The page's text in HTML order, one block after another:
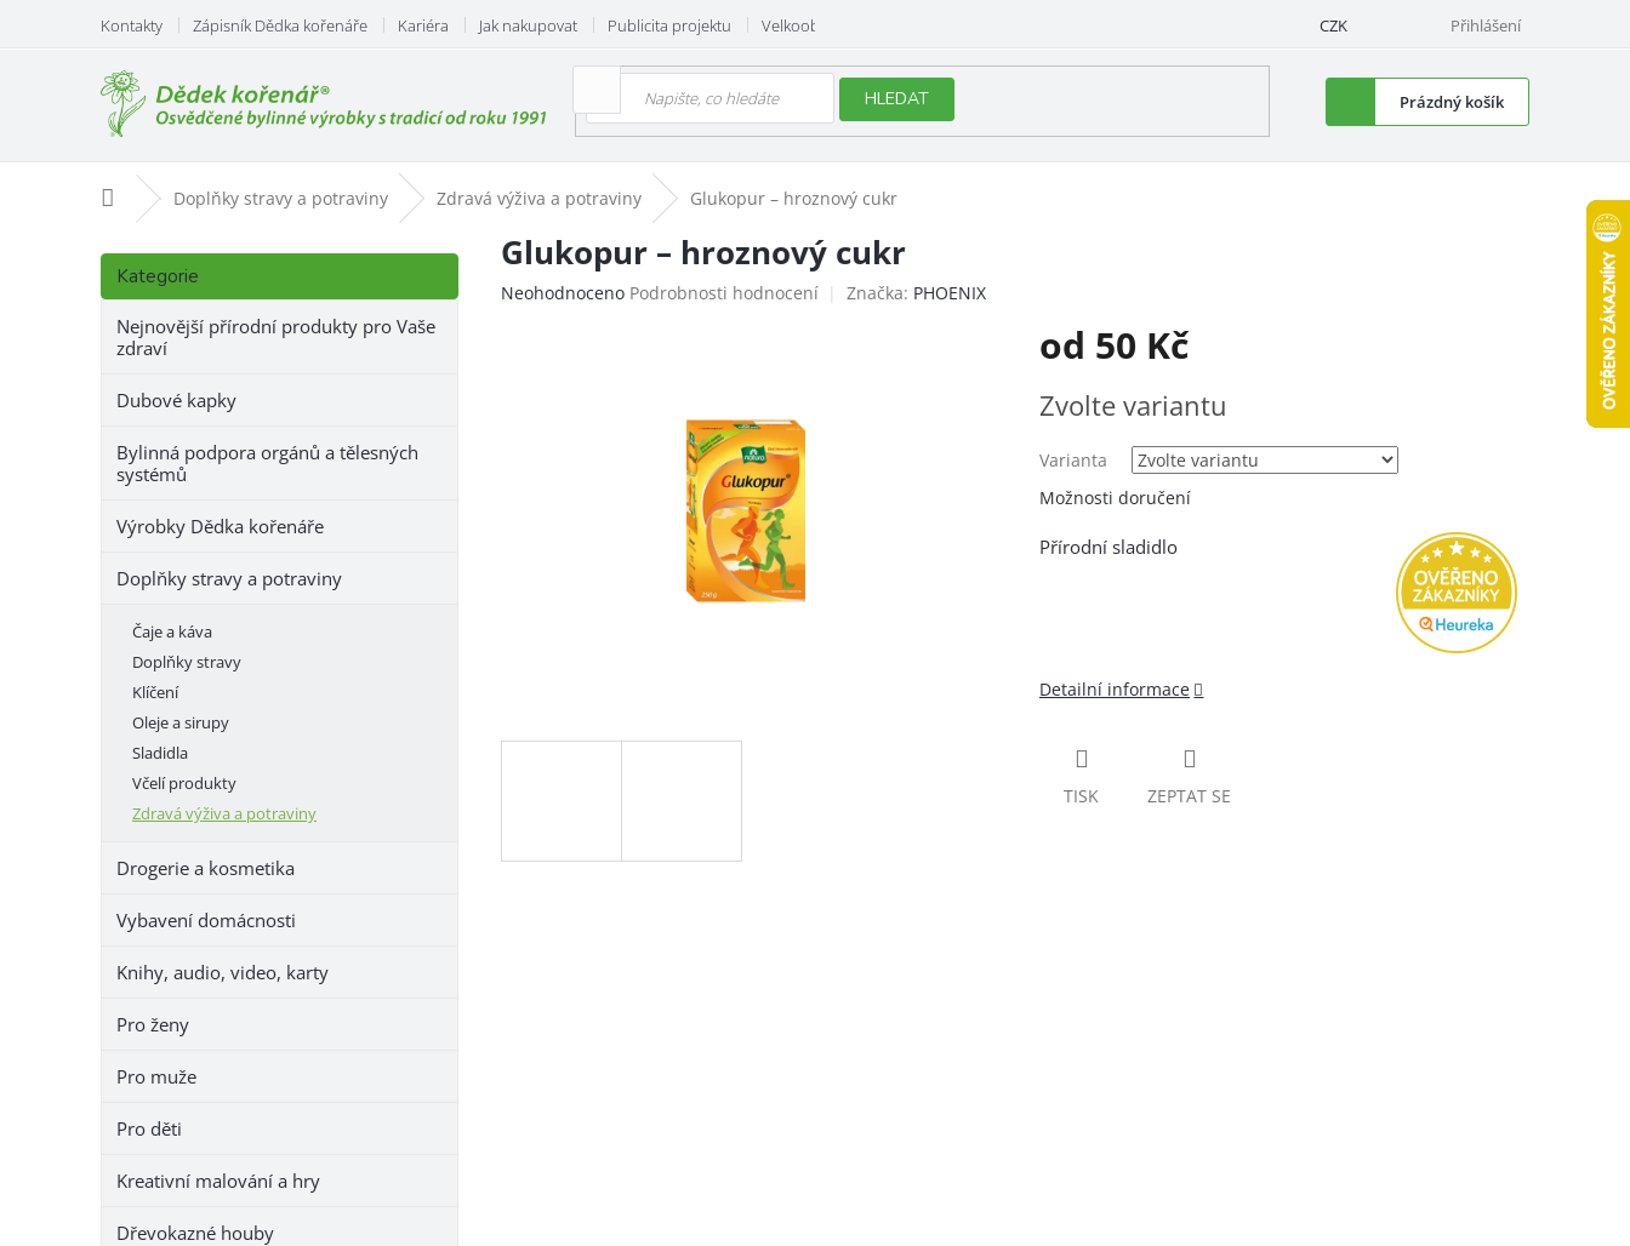
obsah
Kontakty Zápisník Dědka kořenáře Kariéra Jak nakupovat Publicita projektu Velkoobchod CZK Přihlášení
HLEDAT
Nákupní
košík
Prázdný košík
Domů Doplňky stravy a potraviny Zdravá výživa a potraviny Glukopur – hroznový cukr
P
s
Přeskočit
kategorie
Kategorie
Nejnovější přírodní produkty pro Vaše
zdraví
Dubové kapky
Bylinná podpora orgánů a tělesných
systémů
Výrobky Dědka kořenáře
Doplňky stravy a potraviny
Čaje a káva
Doplňky stravy
Klíčení
Oleje a sirupy
Sladidla
Včelí produkty
Zdravá výživa a potraviny
Drogerie a kosmetika
Vybavení domácnosti
Knihy, audio, video, karty
Pro ženy
Pro muže
Pro děti
Kreativní malování a hry
Dřevokazné houby
Glukopur – hroznový cukr
Průměrné
Neohodnoceno Podrobnosti hodnocení Značka: PHOENIX
od 50 Kč
cena:
Zvolte variantu
Varianta
Možnosti doručení
Přírodní sladidlo
Detailní informace
TISK ZEPTAT SE